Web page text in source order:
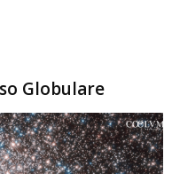
Globulare